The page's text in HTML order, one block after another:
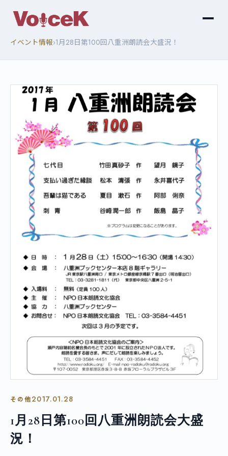
イベント情報›1月28日第100回八重洲朗読会大盛況！
その他2017.01.28
1月28日第100回八重洲朗読会大盛
況！